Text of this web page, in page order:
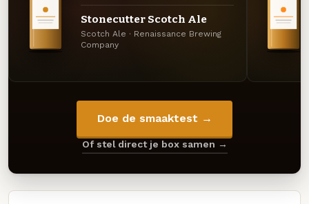
Stonecutter Scotch Ale
Scotch Ale · Renaissance Brewing
Company
Doe de smaaktest →
Of stel direct je box samen →